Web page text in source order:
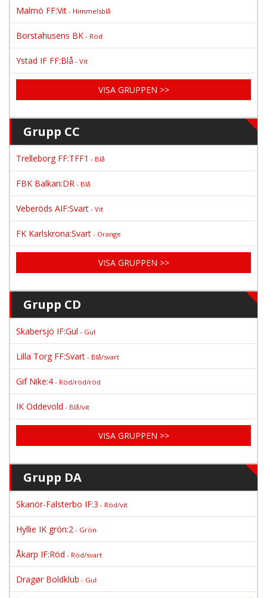
Malmö FF:Vit - Himmelsblå
Borstahusens BK - Röd
Ystad IF FF:Blå - Vit
VISA GRUPPEN >>
Grupp CC
Trelleborg FF:TFF1 - Blå
FBK Balkan:DR - Blå
Veberöds AIF:Svart - Vit
FK Karlskrona:Svart - Orange
VISA GRUPPEN >>
Grupp CD
Skabersjö IF:Gul - Gul
Lilla Torg FF:Svart - Blå/svart
Gif Nike:4 - Röd/röd/röd
IK Oddevold - Blå/vit
VISA GRUPPEN >>
Grupp DA
Skanör-Falsterbo IF:3 - Röd/vit
Hyllie IK grön:2 - Grön
Åkarp IF:Röd - Röd/svart
Dragør Boldklub - Gul